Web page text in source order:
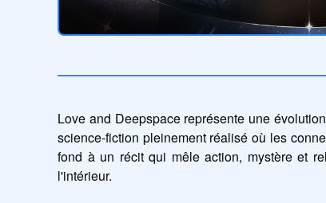
Love and Deepspace représente une
science-fiction pleinement réalisé où les
fond à un récit qui mêle action, mystère et
l'intérieur.